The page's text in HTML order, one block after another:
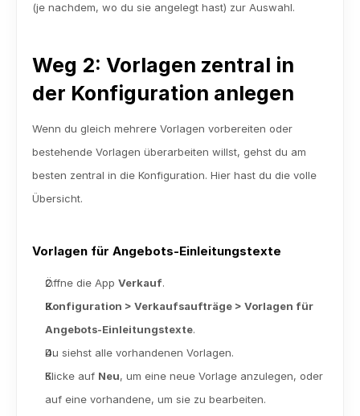
(je nachdem, wo du sie angelegt hast) zur Auswahl.
Weg 2: Vorlagen zentral in
der Konfiguration anlegen
Wenn du gleich mehrere Vorlagen vorbereiten oder
bestehende Vorlagen überarbeiten willst, gehst du am
besten zentral in die Konfiguration. Hier hast du die volle
Übersicht.
Vorlagen für Angebots-Einleitungstexte
Öffne die App Verkauf.
Konfiguration > Verkaufsaufträge > Vorlagen für
Angebots-Einleitungstexte.
Du siehst alle vorhandenen Vorlagen.
Klicke auf Neu, um eine neue Vorlage anzulegen, oder
auf eine vorhandene, um sie zu bearbeiten.